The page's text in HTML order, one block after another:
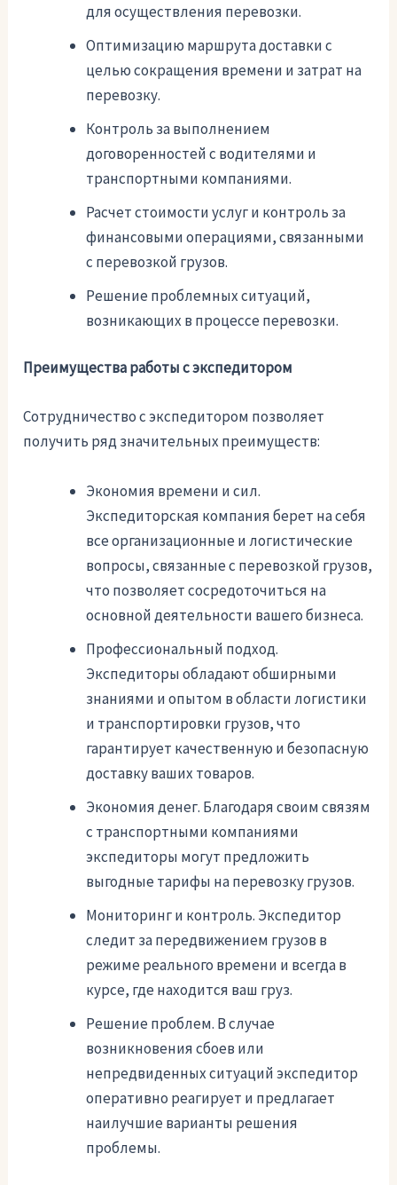
для осуществления перевозки.
Оптимизацию маршрута доставки с
целью сокращения времени и затрат на
перевозку.
Контроль за выполнением
договоренностей с водителями и
транспортными компаниями.
Расчет стоимости услуг и контроль за
финансовыми операциями, связанными
с перевозкой грузов.
Решение проблемных ситуаций,
возникающих в процессе перевозки.
Преимущества работы с экспедитором
Сотрудничество с экспедитором позволяет
получить ряд значительных преимуществ:
Экономия времени и сил.
Экспедиторская компания берет на себя
все организационные и логистические
вопросы, связанные с перевозкой грузов,
что позволяет сосредоточиться на
основной деятельности вашего бизнеса.
Профессиональный подход.
Экспедиторы обладают обширными
знаниями и опытом в области логистики
и транспортировки грузов, что
гарантирует качественную и безопасную
доставку ваших товаров.
Экономия денег. Благодаря своим связям
с транспортными компаниями
экспедиторы могут предложить
выгодные тарифы на перевозку грузов.
Мониторинг и контроль. Экспедитор
следит за передвижением грузов в
режиме реального времени и всегда в
курсе, где находится ваш груз.
Решение проблем. В случае
возникновения сбоев или
непредвиденных ситуаций экспедитор
оперативно реагирует и предлагает
наилучшие варианты решения
проблемы.